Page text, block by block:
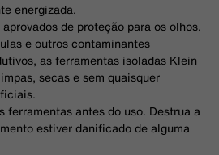
energizada.
de proteção para os olhos.
e outros contaminantes
as ferramentas isoladas Klein
secas e sem quaisquer
ferramentas antes do uso. Destrua a
estiver danificado de alguma